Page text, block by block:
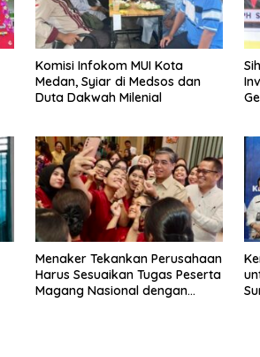
Komisi Infokom MUI Kota
Medan, Syiar di Medsos dan
Duta Dakwah Milenial
Menaker Tekankan Perusahaan
Harus Sesuaikan Tugas Peserta
Magang Nasional dengan